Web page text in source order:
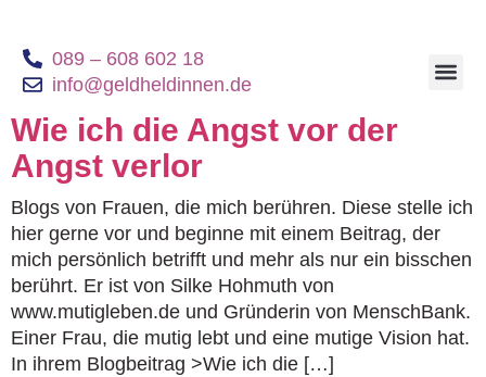
089 – 608 602 18
info@geldheldinnen.de
Wie ich die Angst vor der
Angst verlor
Blogs von Frauen, die mich berühren. Diese stelle ich
hier gerne vor und beginne mit einem Beitrag, der
mich persönlich betrifft und mehr als nur ein bisschen
berührt. Er ist von Silke Hohmuth von
www.mutigleben.de und Gründerin von MenschBank.
Einer Frau, die mutig lebt und eine mutige Vision hat.
In ihrem Blogbeitrag >Wie ich die […]